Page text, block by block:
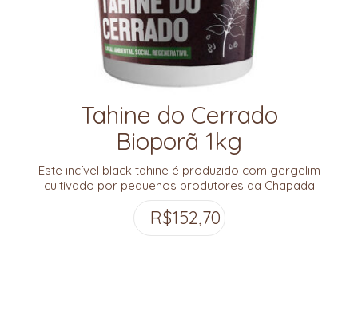
Tahine do Cerrado
Bioporã 1kg
Este incível black tahine é produzido com gergelim
cultivado por pequenos produtores da Chapada
do Veadeiros.
R$152,70